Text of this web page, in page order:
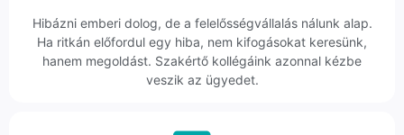
Hibázni emberi dolog, de a felelősségvállalás nálunk alap.
Ha ritkán előfordul egy hiba, nem kifogásokat keresünk,
hanem megoldást. Szakértő kollégáink azonnal kézbe
veszik az ügyedet.